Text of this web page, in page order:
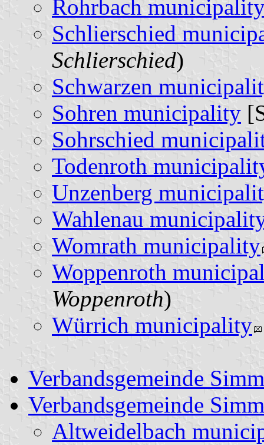
Rohrbach
Schlierschied
Schlierschied)
Schwarzen
Sohren municipality
Sohrschied
Todenroth
Unzenberg
Wahlenau
Womrath municipality
Woppenroth
Woppenroth)
Würrich municipality
Verbandsgemeinde
Verbandsgemeinde
Altweidelbach